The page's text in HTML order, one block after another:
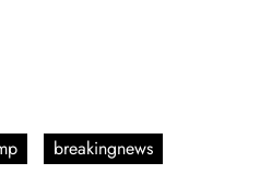
breakingnews